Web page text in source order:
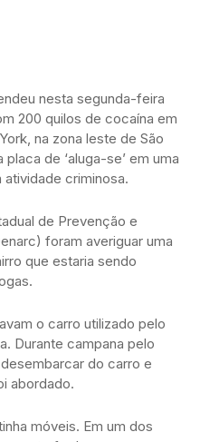
nesta segunda-feira
200 quilos de cocaína em
na zona leste de São
de ‘aluga-se’ em uma
criminosa.
de Prevenção e
foram averiguar uma
que estaria sendo
o carro utilizado pelo
Durante campana pelo
do carro e
abordado.
móveis. Em um dos